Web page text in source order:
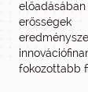
fokozottabb